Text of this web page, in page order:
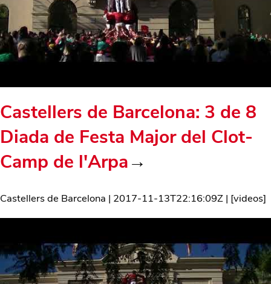
Castellers de Barcelona: 3 de 8
Diada de Festa Major del Clot-
Camp de l'Arpa→
Castellers de Barcelona | 2017-11-13T22:16:09Z | [videos]